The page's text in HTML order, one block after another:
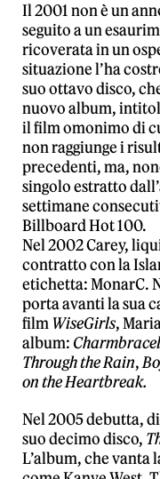
Il 2001 non è un
seguito a un
ricoverata in un
situazione l’ha
suo ottavo disco,
nuovo album,
il film omonimo di
non raggiunge i
precedenti, ma,
singolo estratto
settimane
Billboard Hot 100.
Nel 2002 Carey,
contratto con la
etichetta: MonarC.
porta avanti la sua
film WiseGirls,
album:
Through the Rain,
on the Heartbreak.
Nel 2005 debutta,
suo decimo disco,
L’album, che